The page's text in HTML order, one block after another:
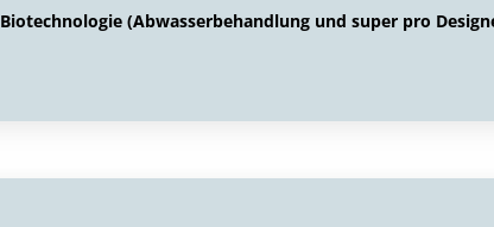
Biotechnologie (Abwasserbehandlung und super pro